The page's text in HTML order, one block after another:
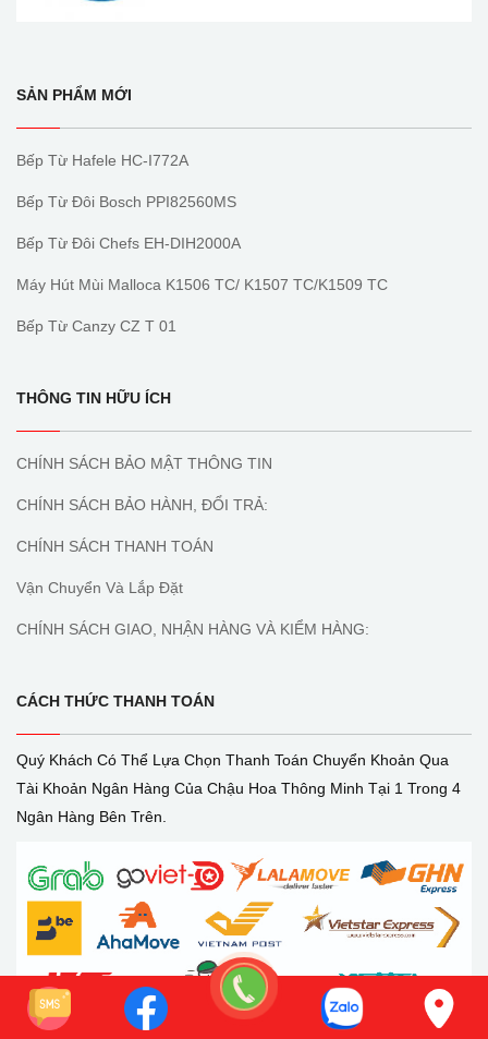
SẢN PHẨM MỚI
Bếp Từ Hafele HC-I772A
Bếp Từ Đôi Bosch PPI82560MS
Bếp Từ Đôi Chefs EH-DIH2000A
Máy Hút Mùi Malloca K1506 TC/ K1507 TC/K1509 TC
Bếp Từ Canzy CZ T 01
THÔNG TIN HỮU ÍCH
CHÍNH SÁCH BẢO MẬT THÔNG TIN
CHÍNH SÁCH BẢO HÀNH, ĐỔI TRẢ:
CHÍNH SÁCH THANH TOÁN
Vận Chuyển Và Lắp Đặt
CHÍNH SÁCH GIAO, NHẬN HÀNG VÀ KIỂM HÀNG:
CÁCH THỨC THANH TOÁN
Quý Khách Có Thể Lựa Chọn Thanh Toán Chuyển Khoản Qua
Tài Khoản Ngân Hàng Của Chậu Hoa Thông Minh Tại 1 Trong 4
Ngân Hàng Bên Trên.